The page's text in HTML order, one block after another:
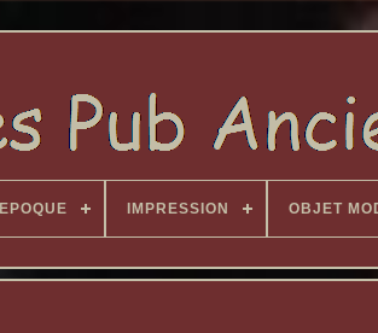
EPOQUE IMPRESSION OBJET